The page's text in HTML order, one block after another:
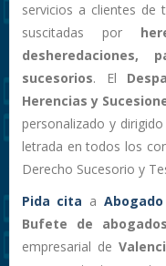
servicios a clientes de
suscitadas por
desheredaciones,
sucesorios. El
Herencias y
personalizado y
letrada en todos los
Derecho Sucesorio y
Pida cita a
Bufete de abogados
empresarial de